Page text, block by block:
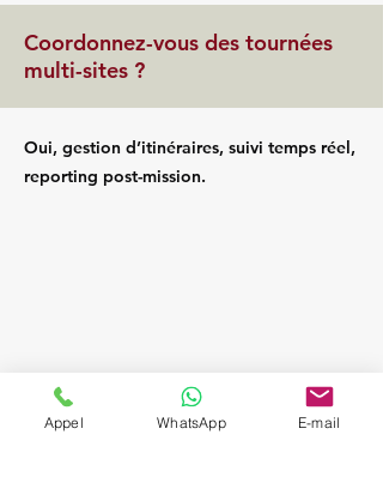
Coordonnez-vous des tournées
multi-sites ?
Oui, gestion d’itinéraires, suivi temps réel,
reporting post-mission.
Appel WhatsApp E-mail